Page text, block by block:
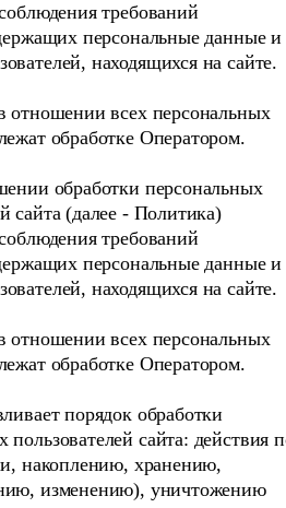
требований
персональные данные и
находящихся на сайте.
отношении всех персональных
обработке Оператором.
обработки персональных
сайта (далее - Политика)
требований
персональные данные и
находящихся на сайте.
отношении всех персональных
обработке Оператором.
порядок обработки
сайта: действия
накоплению, хранению,
изменению), уничтожению